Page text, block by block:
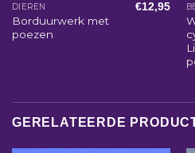
DIEREN
Borduurwerk met
poezen
€12,95
GERELATEERDE